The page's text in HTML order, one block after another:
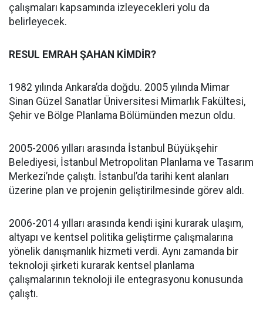
çalışmaları kapsamında izleyecekleri yolu da
belirleyecek.
RESUL EMRAH ŞAHAN KİMDİR?
1982 yılında Ankara’da doğdu. 2005 yılında Mimar
Sinan Güzel Sanatlar Üniversitesi Mimarlık Fakültesi,
Şehir ve Bölge Planlama Bölümünden mezun oldu.
2005-2006 yılları arasında İstanbul Büyükşehir
Belediyesi, İstanbul Metropolitan Planlama ve Tasarım
Merkezi’nde çalıştı. İstanbul’da tarihi kent alanları
üzerine plan ve projenin geliştirilmesinde görev aldı.
2006-2014 yılları arasında kendi işini kurarak ulaşım,
altyapı ve kentsel politika geliştirme çalışmalarına
yönelik danışmanlık hizmeti verdi. Aynı zamanda bir
teknoloji şirketi kurarak kentsel planlama
çalışmalarının teknoloji ile entegrasyonu konusunda
çalıştı.